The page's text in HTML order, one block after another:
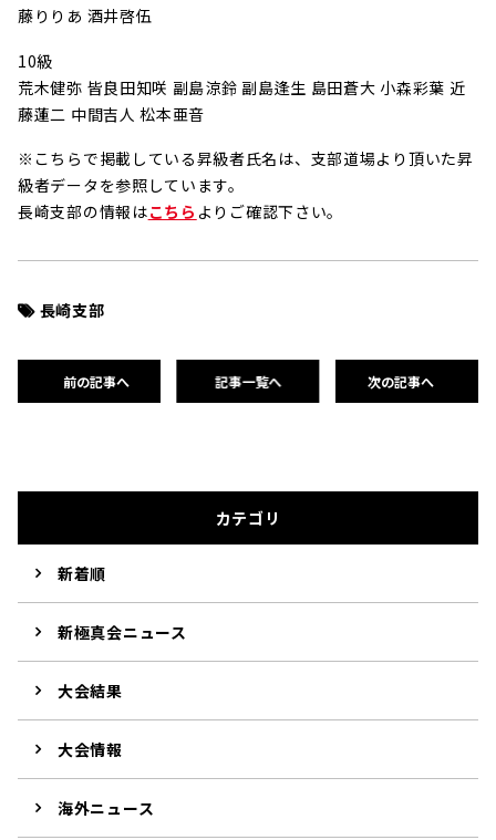
藤りりあ 酒井啓伍
10級
荒木健弥 皆良田知咲 副島涼鈴 副島逢生 島田蒼大 小森彩葉 近
藤蓮二 中間吉人 松本亜音
※こちらで掲載している昇級者氏名は、支部道場より頂いた昇
級者データを参照しています。
長崎支部の情報はこちら よりご確認下さい。
長崎支部
前の記事へ 記事一覧へ 次の記事へ
カテゴリ
新着順
新極真会ニュース
大会結果
大会情報
海外ニュース